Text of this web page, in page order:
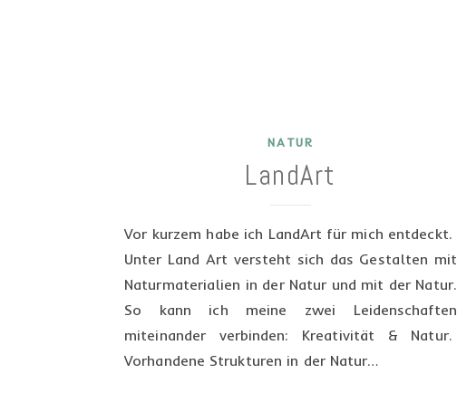
NATUR
LandArt
Vor kurzem habe ich LandArt für mich entdeckt.
Unter Land Art versteht sich das Gestalten mit
Naturmaterialien in der Natur und mit der Natur.
So kann ich meine zwei Leidenschaften
miteinander verbinden: Kreativität & Natur.
Vorhandene Strukturen in der Natur…